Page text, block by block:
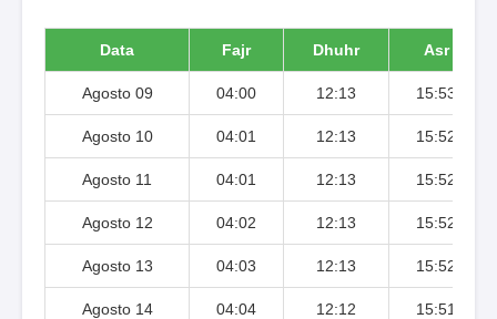
Data Fajr Dhuhr Asr
Agosto 09 04:00 12:13 15:53
Agosto 10 04:01 12:13 15:52
Agosto 11 04:01 12:13 15:52
Agosto 12 04:02 12:13 15:52
Agosto 13 04:03 12:13 15:52
Agosto 14 04:04 12:12 15:51